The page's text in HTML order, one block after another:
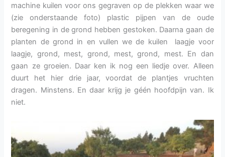
machine kuilen voor ons gegraven op de plekken waar we
(zie onderstaande foto) plastic pijpen van de oude
beregening in de grond hebben gestoken. Daarna gaan de
planten de grond in en vullen we de kuilen laagje voor
laagje, grond, mest, grond, mest, grond, mest. En dan
gaan ze groeien. Daar ken ik nog een liedje over. Alleen
duurt het hier drie jaar, voordat de plantjes vruchten
dragen. Minstens. En daar krijg je géén hoofdpijn van. Ik
niet.